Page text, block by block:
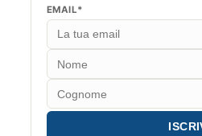
EMAIL*